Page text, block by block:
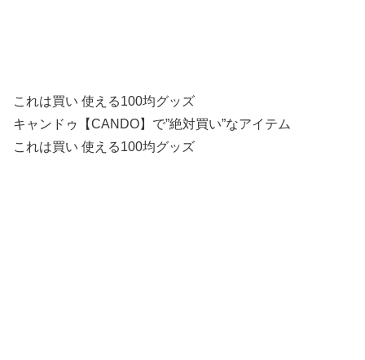
これは買い 使える100均グッズ
キャンドゥ【CANDO】で”絶対買い”なアイテム
これは買い 使える100均グッズ